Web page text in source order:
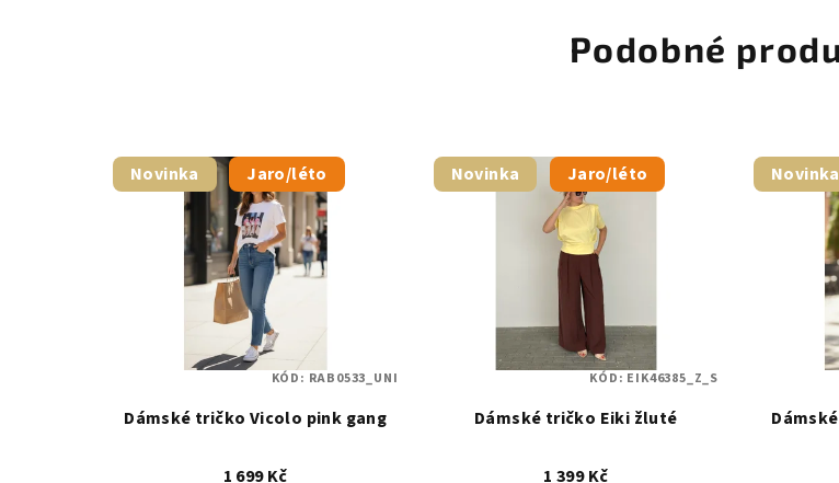
Podobné
Novinka Jaro/léto
Dámské tričko Vicolo pink gang
1 699 Kč
KÓD: RAB0533_UNI
Novinka Jaro/léto
Dámské tričko Eiki žluté
1 399 Kč
KÓD: EIK46385_Z_S
Novinka